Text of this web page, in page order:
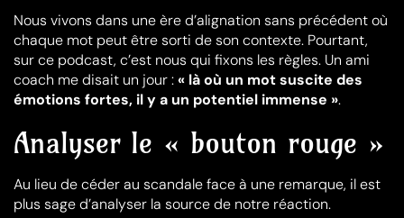
Nous vivons dans une ère d’alignation sans précédent où
chaque mot peut être sorti de son contexte. Pourtant,
sur ce podcast, c’est nous qui fixons les règles. Un ami
coach me disait un jour :« là où un mot suscite des
émotions fortes, il y a un potentiel immense ».
Analyser le « bouton rouge »
Au lieu de céder au scandale face à une remarque, il est
plus sage d’analyser la source de notre réaction.